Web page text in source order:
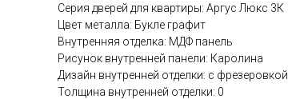
Серия дверей для квартиры: Аргус Люкс 3К
Цвет металла: Букле графит
Внутренняя отделка: МДФ панель
Рисунок внутренней панели: Каролина
Дизайн внутренней отделки: с фрезеровкой
Толщина внутренней отделки: 0